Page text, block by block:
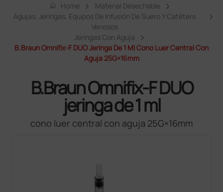
home Home
Material Desechable
Agujas, Jeringas, Equipos De Infusión De Suero Y Catéters
Venosos
Jeringas Con Aguja
B.Braun Omnifix-F DUO Jeringa De 1 Ml Cono Luer Central Con
Aguja 25G×16mm
B.Braun Omnifix-F DUO
jeringa de 1 ml
cono luer central con aguja 25G×16mm